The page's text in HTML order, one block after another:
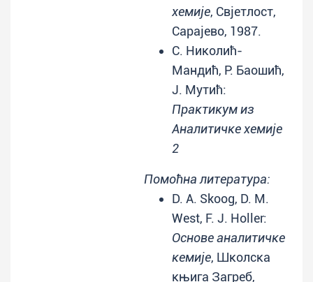
хемије, Свјетлост,
Сарајево, 1987.
С. Николић-
Мандић, Р. Баошић,
Ј. Мутић:
Практикум из
Аналитичке хемије
2
Помоћна литература:
D. A. Skoog, D. M.
West, F. J. Holler:
Основе аналитичке
кемије, Школска
књига Загреб,